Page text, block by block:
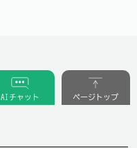
AIチャット ページトップ